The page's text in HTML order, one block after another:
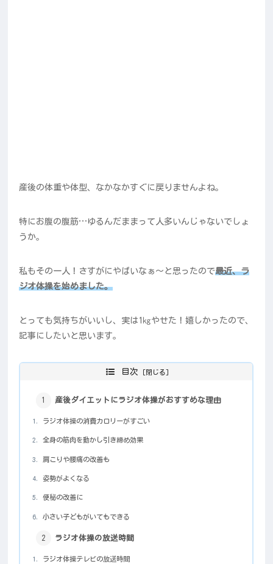
産後の体重や体型、なかなかすぐに戻りませんよね。
特にお腹の腹筋…ゆるんだままって人多いんじゃないでしょ
うか。
私もその一人！さすがにやばいなぁ～と思ったので最近、ラ
ジオ体操を始めました。
とっても気持ちがいいし、実は1㎏やせた！嬉しかったので、
記事にしたいと思います。
目次
産後ダイエットにラジオ体操がおすすめな理由
ラジオ体操の消費カロリーがすごい
全身の筋肉を動かし引き締め効果
肩こりや腰痛の改善も
姿勢がよくなる
便秘の改善に
小さい子どもがいてもできる
ラジオ体操の放送時間
ラジオ体操テレビの放送時間